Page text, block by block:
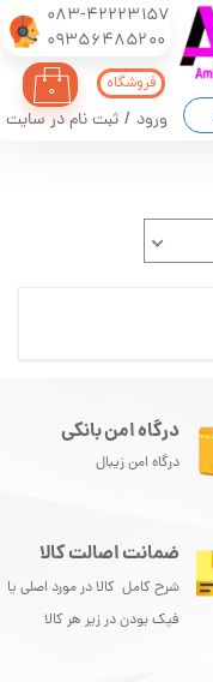
083-42223157
​​​​​​​09356485200
۰
ورود / ثبت نام در سایت
فروشگاه
درگاه امن بانکی
درگاه امن زیبال
ضمانت اصالت کالا
شرح کامل کالا در مورد اصلی یا
فیک بودن در زیر هر کالا